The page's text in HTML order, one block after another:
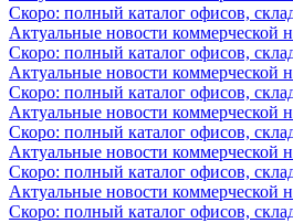
Скоро: полный каталог офисов,
Актуальные новости коммерческой
Скоро: полный каталог офисов,
Актуальные новости коммерческой
Скоро: полный каталог офисов,
Актуальные новости коммерческой
Скоро: полный каталог офисов,
Актуальные новости коммерческой
Скоро: полный каталог офисов,
Актуальные новости коммерческой
Скоро: полный каталог офисов,